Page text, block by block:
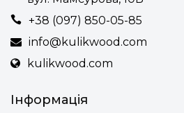
+38 (097) 850-05-85
info@kulikwood.com
kulikwood.com
Інформація